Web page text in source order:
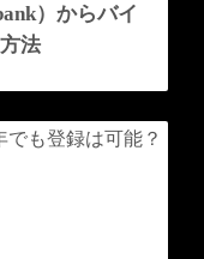
）からバイ
法